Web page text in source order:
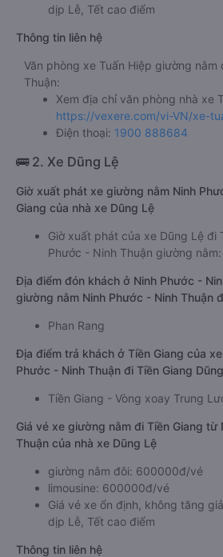
dịp Lễ, Tết cao điểm
Thông tin liên hệ
Văn phòng xe Tuấn Hiệp giường nằm
Thuận:
Xem địa chỉ văn phòng nhà xe
https://vexere.com/vi-VN/xe-
Điện thoại: 1900 888684
🚌 2. Xe Dũng Lệ
Giờ xuất phát xe giường nằm Ninh
Giang của nhà xe Dũng Lệ
Giờ xuất phát của xe Dũng Lệ đi
Phước - Ninh Thuận giường
Địa điểm đón khách ở Ninh Phước -
giường nằm Ninh Phước - Ninh Thuận
Phan Rang
Địa điểm trả khách ở Tiền Giang của
Phước - Ninh Thuận đi Tiền Giang
Tiền Giang - Vòng xoay Trung
Giá vé xe giường nằm đi Tiền Giang từ
Thuận của nhà xe Dũng Lệ
giường nằm đôi: 600000đ/vé
limousine: 600000đ/vé
Giá vé xe ổn định, không tăng
dịp Lễ, Tết cao điểm
Thông tin liên hệ